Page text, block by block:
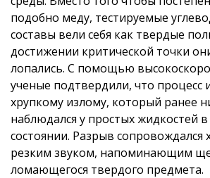
подобно меду, тестируемые
составы вели себя как твердые
достижении критической точки
лопались. С помощью
ученые подтвердили, что процесс
хрупкому излому, который ранее
наблюдался у простых жидкостей
состоянии. Разрыв сопровождался
резким звуком, напоминающим
ломающегося твердого предмета.